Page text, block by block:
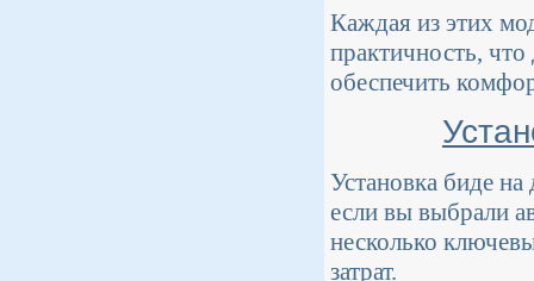
Каждая из этих
практичность,
обеспечить
Установка биде
если вы выбрали
несколько
затрат.